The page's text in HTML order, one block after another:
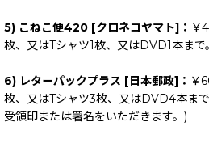
5) こねこ便420 [クロネコヤマト]： ￥
枚、又はTシャツ1枚、又はDVD1本ま
6) レターパックプラス [日本郵政]： ￥
枚、又はTシャツ3枚、又はDVD4本ま
受領印または署名をいただきます。)